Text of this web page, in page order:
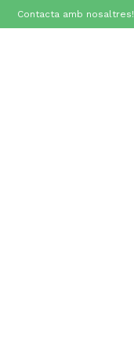
Contacta amb nosaltres!